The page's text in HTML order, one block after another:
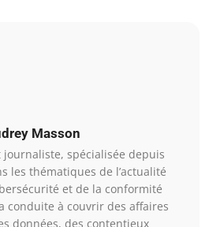
Masson
journaliste, spécialisée depuis
les thématiques de l’actualité
et de la conformité
conduite à couvrir des affaires
données, des contentieux